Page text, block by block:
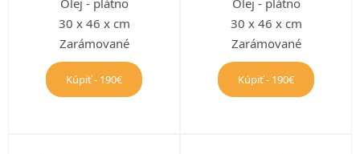
30 x 46 x cm
Zarámované
Kúpiť - 190€
30 x 46 x cm
Zarámované
Kúpiť - 190€